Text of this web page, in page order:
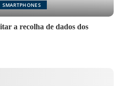
SMARTPHONES
a recolha de dados dos